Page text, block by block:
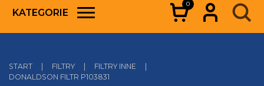
KATEGORIE
0
START | FILTRY | FILTRY INNE
|
DONALDSON FILTR P103831